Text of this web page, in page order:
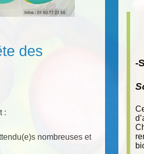
-
des
:
nombreuses et